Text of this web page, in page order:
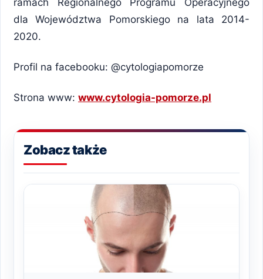
dla Województwa Pomorskiego na lata 2014-
2020.
Profil na facebooku: @cytologiapomorze
Strona www: www.cytologia-pomorze.pl
Zobacz także